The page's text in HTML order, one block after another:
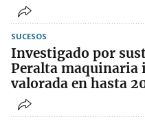
SUCESOS
Investigado por
Peralta maquinaria
valorada en hasta